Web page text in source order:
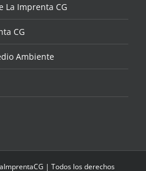
La Imprenta CG
CG
Ambiente
| Todos los derechos